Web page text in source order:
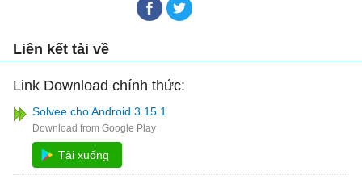
Liên kết tải về
Link Download chính thức:
Solvee cho Android 3.15.1
Tải xuống